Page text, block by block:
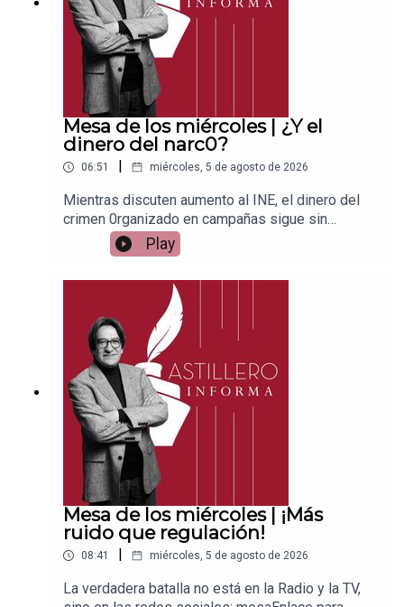
Mesa de los miércoles | ¿Y el
dinero del narc0?
06:51 miércoles, 5 de agosto de 2026
Mientras discuten aumento al INE, el dinero del
crimen 0rganizado en campañas sigue sin
controlEnlace para apoyar vía
Patreon:https://www.patreon.com/julioastilleroEnl
ace para hacer donaciones vía
PayPal:https://www.paypal.me/julioastilleroCuent
a para hacer transferencias a cuenta BBVA a
nombre de Julio Hernández López:
1539408017CLABE: 012 320 01539408017
2Tienda:https://julioastillerotienda.com/
Play
Mesa de los miércoles | ¡Más
ruido que regulación!
08:41 miércoles, 5 de agosto de 2026
La verdadera batalla no está en la Radio y la TV,